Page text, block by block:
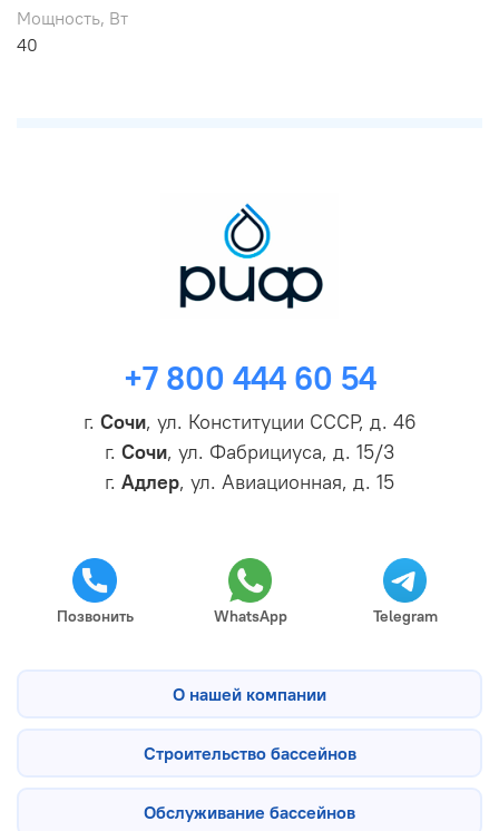
Мощность, Вт
40
+7 800 444 60 54
г. Сочи, ул. Конституции СССР, д. 46
г. Сочи, ул. Фабрициуса, д. 15/3
г. Адлер, ул. Авиационная, д. 15
Позвонить WhatsApp Telegram
О нашей компании
Строительство бассейнов
Обслуживание бассейнов